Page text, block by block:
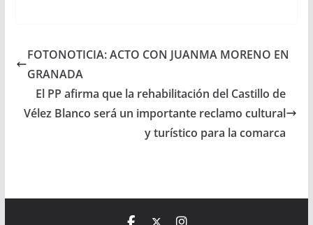
FOTONOTICIA: ACTO CON JUANMA MORENO EN
GRANADA
El PP afirma que la rehabilitación del Castillo de
Vélez Blanco será un importante reclamo cultural
y turístico para la comarca